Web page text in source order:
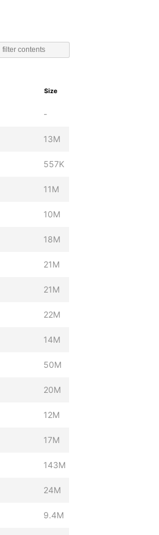
Size
-
13M
557K
11M
10M
18M
21M
21M
22M
14M
50M
20M
12M
17M
143M
24M
9.4M